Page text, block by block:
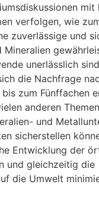
mit
verfolgen, wie
zuverlässige und
unerlässlich
die Nachfrage
zum Fünffachen
anderen
und
sicherstellen
Entwicklung der
und gleichzeitig die
die Umwelt